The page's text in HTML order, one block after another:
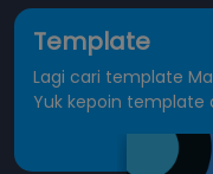
Template
Lagi cari template
Yuk kepoin template